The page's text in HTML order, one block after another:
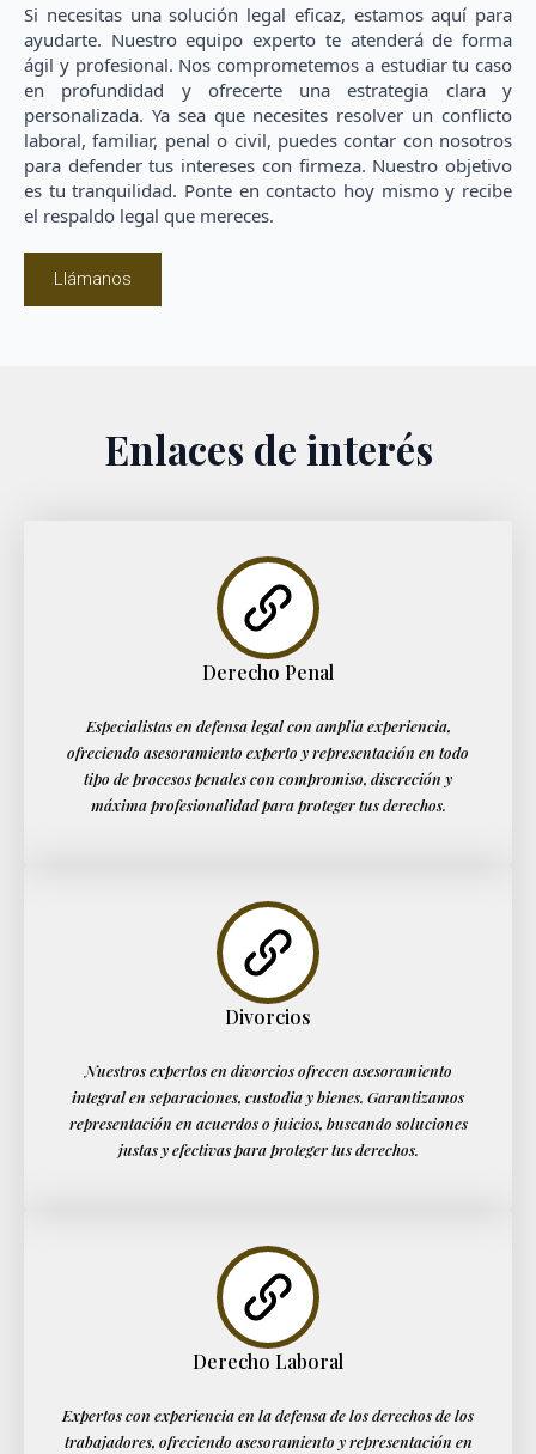
Si necesitas una solución legal eficaz, estamos aquí para
ayudarte. Nuestro equipo experto te atenderá de forma
ágil y profesional. Nos comprometemos a estudiar tu caso
en profundidad y ofrecerte una estrategia clara y
personalizada. Ya sea que necesites resolver un conflicto
laboral, familiar, penal o civil, puedes contar con nosotros
para defender tus intereses con firmeza. Nuestro objetivo
es tu tranquilidad. Ponte en contacto hoy mismo y recibe
el respaldo legal que mereces.
Llámanos
Enlaces de interés
Derecho Penal
Especialistas en defensa legal con amplia experiencia,
ofreciendo asesoramiento experto y representación en todo
tipo de procesos penales con compromiso, discreción y
máxima profesionalidad para proteger tus derechos.
Divorcios
Nuestros expertos en divorcios ofrecen asesoramiento
integral en separaciones, custodia y bienes. Garantizamos
representación en acuerdos o juicios, buscando soluciones
justas y efectivas para proteger tus derechos.
Derecho Laboral
Expertos con experiencia en la defensa de los derechos de los
trabajadores, ofreciendo asesoramiento y representación en